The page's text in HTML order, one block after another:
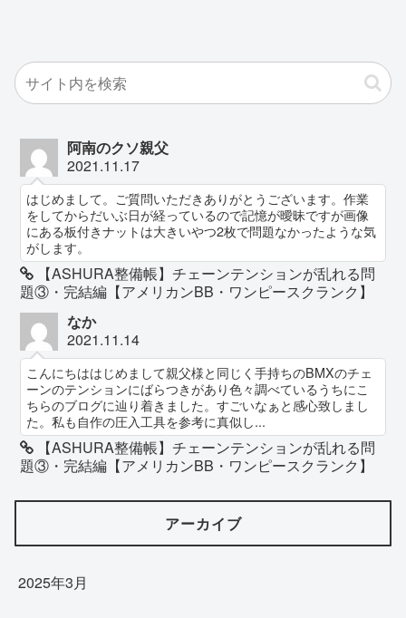
阿南のクソ親父
2021.11.17
はじめまして。ご質問いただきありがとうございます。作業
をしてからだいぶ日が経っているので記憶が曖昧ですが画像
にある板付きナットは大きいやつ2枚で問題なかったような気
がします。
【ASHURA整備帳】チェーンテンションが乱れる問
題③・完結編【アメリカンBB・ワンピースクランク】
なか
2021.11.14
こんにちははじめまして親父様と同じく手持ちのBMXのチェ
ーンのテンションにばらつきがあり色々調べているうちにこ
ちらのブログに辿り着きました。すごいなぁと感心致しまし
た。私も自作の圧入工具を参考に真似し...
【ASHURA整備帳】チェーンテンションが乱れる問
題③・完結編【アメリカンBB・ワンピースクランク】
アーカイブ
2025年3月